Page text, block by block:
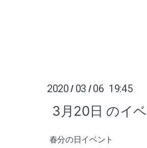
2020 / 03 / 06 19:45
3月20日 のイ
春分の日イベント